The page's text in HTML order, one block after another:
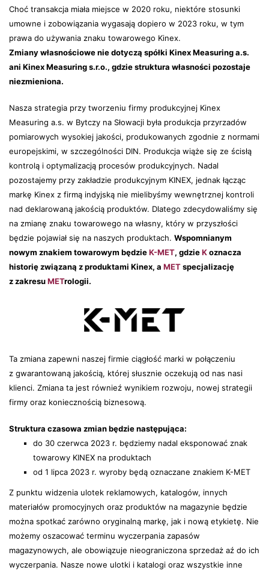
Choć transakcja miała miejsce w 2020 roku, niektóre stosunki
umowne i zobowiązania wygasają dopiero w 2023 roku, w tym
prawa do używania znaku towarowego Kinex.
Zmiany własnościowe nie dotyczą spółki Kinex Measuring a.s.
ani Kinex Measuring s.r.o., gdzie struktura własności pozostaje
niezmieniona.
Nasza strategia przy tworzeniu firmy produkcyjnej Kinex
Measuring a.s. w Bytczy na Słowacji była produkcja przyrzadów
pomiarowych wysokiej jakości, produkowanych zgodnie z normami
europejskimi, w szczególności DIN. Produkcja wiąże się ze ścisłą
kontrolą i optymalizacją procesów produkcyjnych. Nadal
pozostajemy przy zakładzie produkcyjnym KINEX, jednak łącząc
markę Kinex z firmą indyjską nie mielibyśmy wewnętrznej kontroli
nad deklarowaną jakością produktów. Dlatego zdecydowaliśmy się
na zmianę znaku towarowego na własny, który w przyszłości
będzie pojawiał się na naszych produktach. Wspomnianym
nowym znakiem towarowym będzieK-MET, gdzieKoznacza
historię związaną z produktami Kinex, a METspecjalizację
z zakresuMETrologii.
Ta zmiana zapewni naszej firmie ciągłość marki w połączeniu
z gwarantowaną jakością, której słusznie oczekują od nas nasi
klienci. Zmiana ta jest równieź wynikiem rozwoju, nowej strategii
firmy oraz koniecznością biznesową.
Struktura czasowa zmian będzie następująca:
do 30 czerwca 2023 r. będziemy nadal eksponować znak
towarowy KINEX na produktach
od 1 lipca 2023 r. wyroby będą oznaczane znakiem K-MET
Z punktu widzenia ulotek reklamowych, katalogów, innych
materiałów promocyjnych oraz produktów na magazynie będzie
można spotkać zarówno oryginalną markę, jak i nową etykietę. Nie
możemy oszacować terminu wyczerpania zapasów
magazynowych, ale obowiązuje nieograniczona sprzedaż aź do ich
wyczerpania. Nasze nowe ulotki i katalogi oraz wszystkie inne